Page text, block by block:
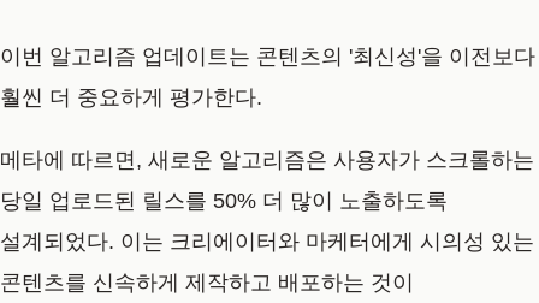
이번 알고리즘 업데이트는 콘텐츠의 '최신성'을 이전보다
훨씬 더 중요하게 평가한다.
메타에 따르면, 새로운 알고리즘은 사용자가 스크롤하는
당일 업로드된 릴스를 50% 더 많이 노출하도록
설계되었다. 이는 크리에이터와 마케터에게 시의성 있는
콘텐츠를 신속하게 제작하고 배포하는 것이